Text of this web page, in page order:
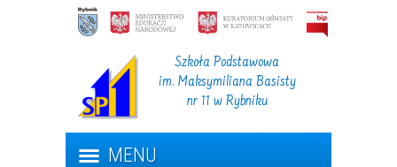
Szkoła Podstawowa
im. Maksymiliana Basisty
nr 11 w Rybniku
MENU